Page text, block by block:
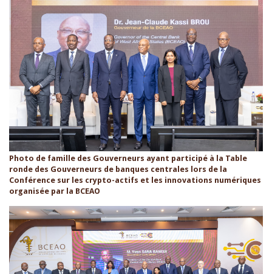
Photo de famille des Gouverneurs ayant participé à la Table
ronde des Gouverneurs de banques centrales lors de la
Conférence sur les crypto-actifs et les innovations numériques
organisée par la BCEAO